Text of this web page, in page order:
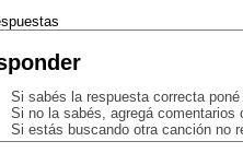
Si sabés la respuesta correcta
Si no la sabés, agregá comentarios
Si estás buscando otra canción no